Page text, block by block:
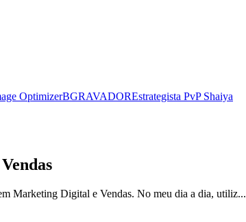
OptimizerBGRAVADOREstrategista PvP Shaiya
Marketing Digital e Vendas. No meu dia a dia, utiliz...